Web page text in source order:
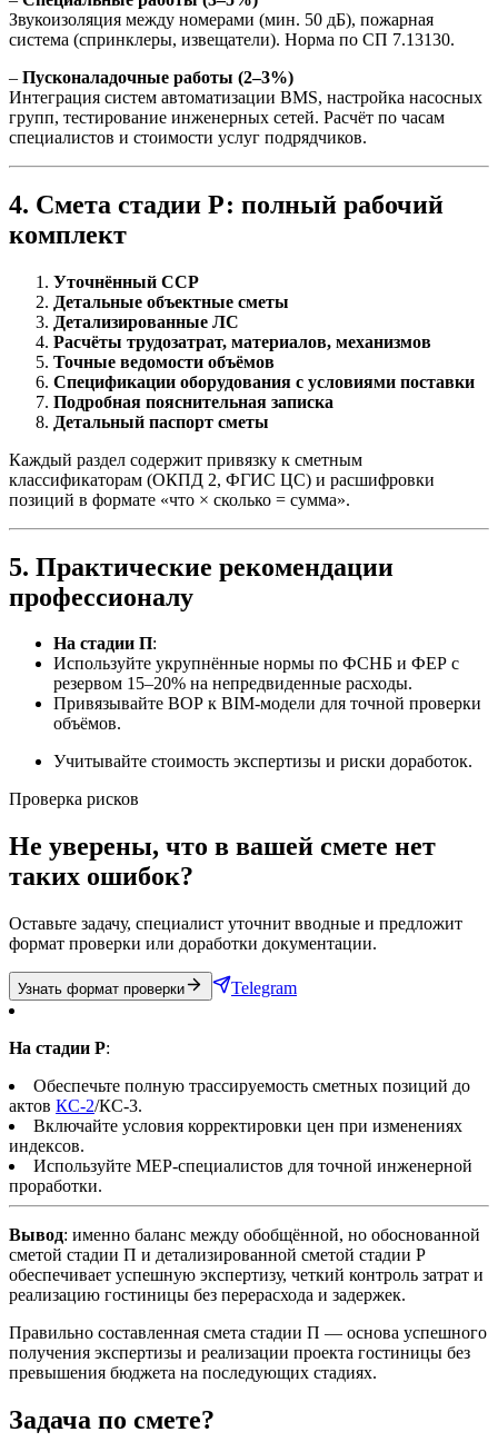
Звукоизоляция между номерами (мин. 50 дБ), пожарная
система (спринклеры, извещатели). Норма по СП 7.13130.
– Пусконаладочные работы (2–3%)
Интеграция систем автоматизации BMS, настройка насосных
групп, тестирование инженерных сетей. Расчёт по часам
специалистов и стоимости услуг подрядчиков.
4. Смета стадии Р: полный рабочий
комплект
Уточнённый ССР
Детальные объектные сметы
Детализированные ЛС
Расчёты трудозатрат, материалов, механизмов
Точные ведомости объёмов
Спецификации оборудования с условиями поставки
Подробная пояснительная записка
Детальный паспорт сметы
Каждый раздел содержит привязку к сметным
классификаторам (ОКПД 2, ФГИС ЦС) и расшифровки
позиций в формате «что × сколько = сумма».
5. Практические рекомендации
профессионалу
На стадии П:
Используйте укрупнённые нормы по ФСНБ и ФЕР с
резервом 15–20% на непредвиденные расходы.
Привязывайте ВОР к BIM-модели для точной проверки
объёмов.
Учитывайте стоимость экспертизы и риски доработок.
Проверка рисков
Не уверены, что в вашей смете нет
таких ошибок?
Оставьте задачу, специалист уточнит вводные и предложит
формат проверки или доработки документации.
Узнать формат проверки Telegram
На стадии Р:
Обеспечьте полную трассируемость сметных позиций до
актов КС-2/КС-3.
Включайте условия корректировки цен при изменениях
индексов.
Используйте MEP-специалистов для точной инженерной
проработки.
Вывод: именно баланс между обобщённой, но обоснованной
сметой стадии П и детализированной сметой стадии Р
обеспечивает успешную экспертизу, четкий контроль затрат и
реализацию гостиницы без перерасхода и задержек.
Правильно составленная смета стадии П — основа успешного
получения экспертизы и реализации проекта гостиницы без
превышения бюджета на последующих стадиях.
Задача по смете?